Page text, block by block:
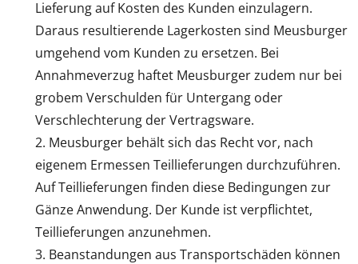
Lieferung auf Kosten des Kunden einzulagern.
Daraus resultierende Lagerkosten sind Meusburger
umgehend vom Kunden zu ersetzen. Bei
Annahmeverzug haftet Meusburger zudem nur bei
grobem Verschulden für Untergang oder
Verschlechterung der Vertragsware.
Meusburger behält sich das Recht vor, nach
eigenem Ermessen Teillieferungen durchzuführen.
Auf Teillieferungen finden diese Bedingungen zur
Gänze Anwendung. Der Kunde ist verpflichtet,
Teillieferungen anzunehmen.
Beanstandungen aus Transportschäden können